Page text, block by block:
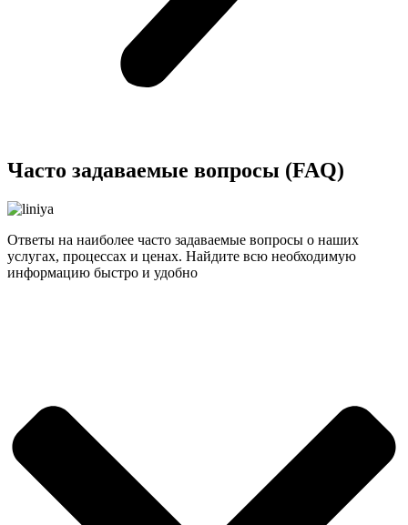
Часто задаваемые вопросы (FAQ)
Ответы на наиболее часто задаваемые вопросы о наших
услугах, процессах и ценах. Найдите всю необходимую
информацию быстро и удобно